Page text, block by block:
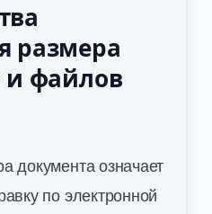
размера
и файлов
документа означает
по электронной